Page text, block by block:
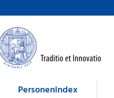
Personenindex